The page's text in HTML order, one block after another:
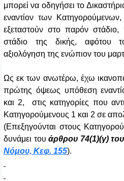
μπορεί να οδηγήσει το
εναντίον των
εξεταστούν στο παρόν
στάδιο της δικής, αφότου
αξιολόγηση της ενώπιον του
Ως εκ των ανωτέρω, έχω
πρώτης όψεως υπόθεση
και 2, στις κατηγορίες που
Κατηγορούμενους 1 και 2 σε
(Επεξηγούνται στους
δυνάμει τουάρθρου 74(1)(γ) του
Νόμου, Κεφ. 155).